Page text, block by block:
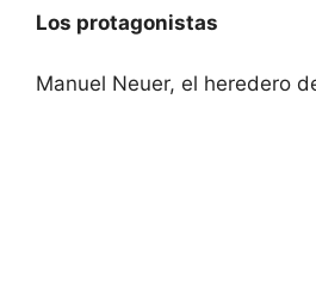
Los protagonistas
Manuel Neuer, el heredero